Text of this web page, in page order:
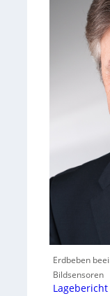
Erdbeben
Bildsensoren
Lagebericht